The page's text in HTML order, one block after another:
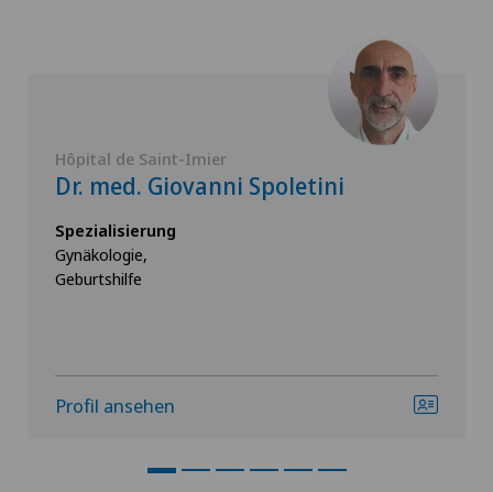
Hôpital de Saint-Imier
Dr. med. Giovanni Spoletini
Spezialisierung
Gynäkologie,
Geburtshilfe
Profil ansehen